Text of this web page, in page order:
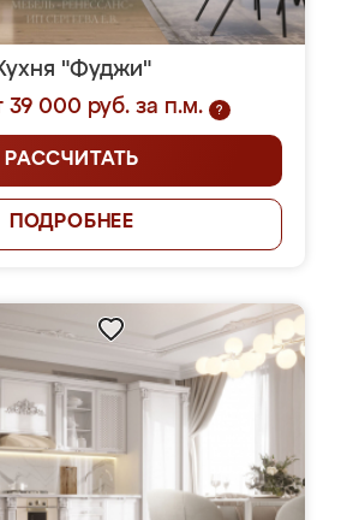
"Фуджи"
39 000 руб. за п.м.
?
РАССЧИТАТЬ
ПОДРОБНЕЕ